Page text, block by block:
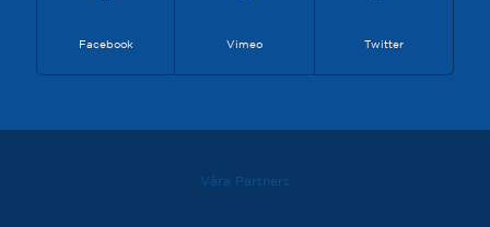
Facebook Vimeo Twitter
Våra Partners